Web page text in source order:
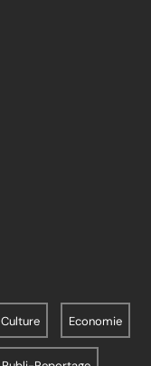
Culture Economie